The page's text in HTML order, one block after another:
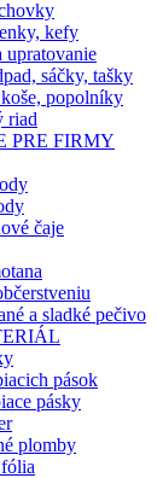
kefy
upratovanie
sáčky, tašky
popolníky
riad
PRE FIRMY
čaje
a sladké pečivo
pások
pásky
plomby